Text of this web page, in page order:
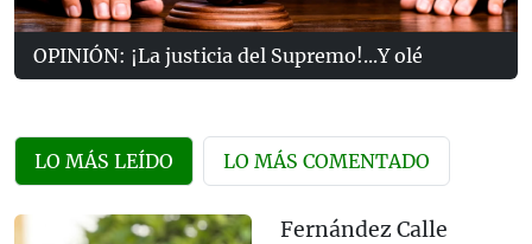
OPINIÓN: ¡La justicia del Supremo!...Y olé
LO MÁS LEÍDO LO MÁS COMENTADO
Fernández Calle